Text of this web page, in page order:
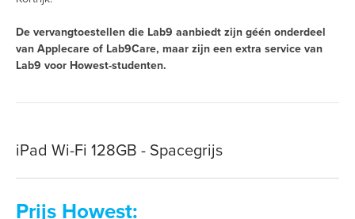
De vervangtoestellen die Lab9 aanbiedt zijn géén onderdeel
van Applecare of Lab9Care, maar zijn een extra service van
Lab9 voor Howest-studenten.
iPad Wi-Fi 128GB - Spacegrijs
Prijs Howest: